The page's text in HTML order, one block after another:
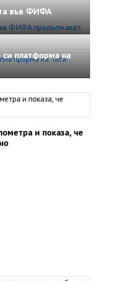
във ФИФА
си платформа на
и показа, че